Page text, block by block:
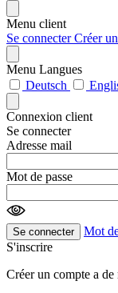
Menu client
Se connecterCréer
Menu Langues
Deutsch
Connexion client
Se connecter
Adresse mail
Mot de passe
Se connecter
Mot
S'inscrire
Créer un compte a